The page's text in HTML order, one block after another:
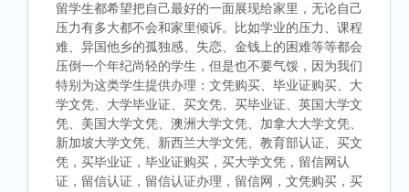
留学生都希望把自己最好的一面展现给家里，无论自己
压力有多大都不会和家里倾诉。比如学业的压力、课程
难、异国他乡的孤独感、失恋、金钱上的困难等等都会
压倒一个年纪尚轻的学生，但是也不要气馁，因为我们
特别为这类学生提供办理：文凭购买、毕业证购买、大
学文凭、大学毕业证、买文凭、买毕业证、英国大学文
凭、美国大学文凭、澳洲大学文凭、加拿大大学文凭、
新加坡大学文凭、新西兰大学文凭、教育部认证、买文
凭，买毕业证，毕业证购买，买大学文凭，留信网认
证，留信认证，留信认证办理，留信网，文凭购买，买